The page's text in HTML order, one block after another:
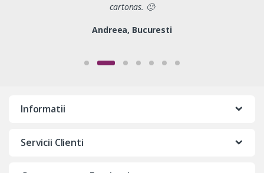
cartonas. 🙂
Andreea, Bucuresti
Informatii
Servicii Clienti